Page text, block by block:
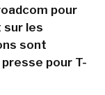
pour
sur les
sont
pour T-